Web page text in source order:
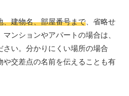
、建物名、部屋番号まで 、省略せ
ンションやアパートの場合は、
さい。分かりにくい場所の場合
や交差点の名前を伝えることも有